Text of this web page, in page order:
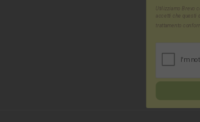
Utilizziamo Brevo
accetti che questi
trattamento